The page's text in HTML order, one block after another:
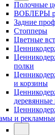
Полочные
ВОБЛЕРЫ
Задние
Стопперы
Цветные
полки
и корзины
деревянные
и